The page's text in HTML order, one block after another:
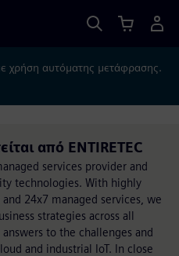
χρήση αυτόματης μετάφρασης.
από ENTIRETEC
services provider and
technologies. With highly
24x7 managed services, we
strategies across all
to the challenges and
and industrial IoT. In close